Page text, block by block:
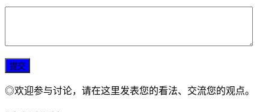
◎欢迎参与讨论，请在这里发表您的看法、交流您的观点。